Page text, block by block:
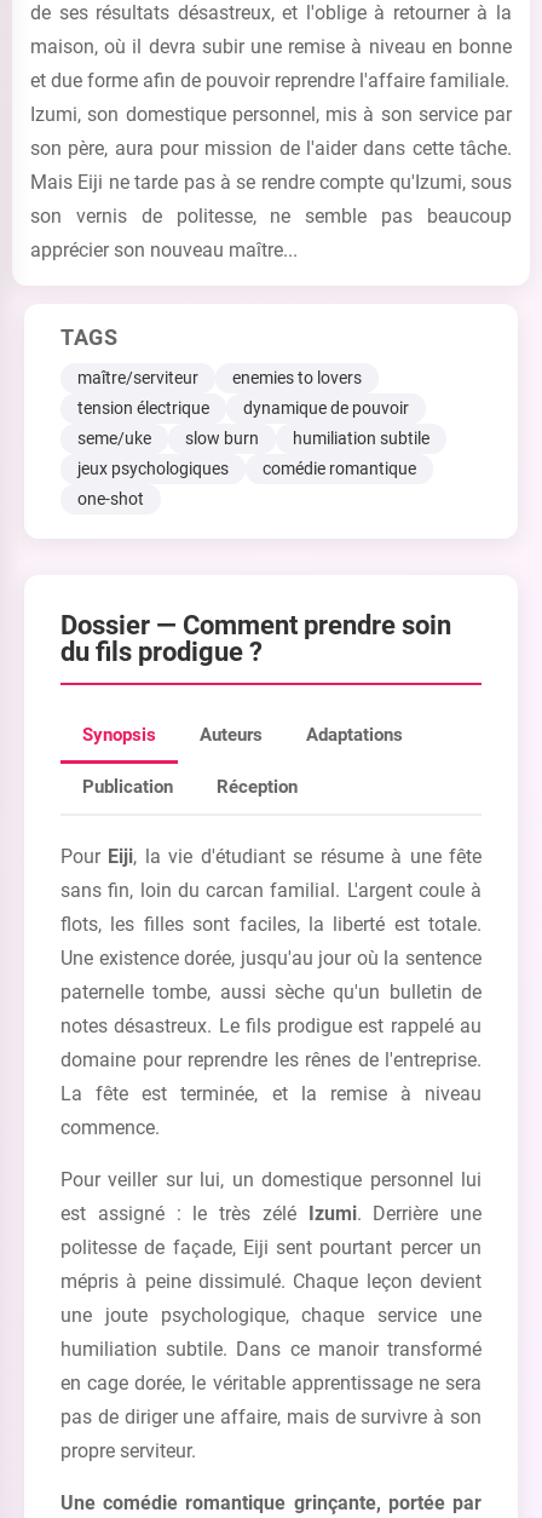
de ses résultats désastreux, et l'oblige à retourner à la
maison, où il devra subir une remise à niveau en bonne
et due forme afin de pouvoir reprendre l'affaire familiale.
Izumi, son domestique personnel, mis à son service par
son père, aura pour mission de l'aider dans cette tâche.
Mais Eiji ne tarde pas à se rendre compte qu'Izumi, sous
son vernis de politesse, ne semble pas beaucoup
apprécier son nouveau maître...
TAGS
maître/serviteur
enemies to lovers
tension électrique
dynamique de pouvoir
seme/uke
slow burn
humiliation subtile
jeux psychologiques
comédie romantique
one-shot
Dossier — Comment prendre soin
du fils prodigue ?
Synopsis Auteurs Adaptations
Publication Réception
Pour Eiji, la vie d'étudiant se résume à une fête
sans fin, loin du carcan familial. L'argent coule à
flots, les filles sont faciles, la liberté est totale.
Une existence dorée, jusqu'au jour où la sentence
paternelle tombe, aussi sèche qu'un bulletin de
notes désastreux. Le fils prodigue est rappelé au
domaine pour reprendre les rênes de l'entreprise.
La fête est terminée, et la remise à niveau
commence.
Pour veiller sur lui, un domestique personnel lui
est assigné : le très zélé Izumi. Derrière une
politesse de façade, Eiji sent pourtant percer un
mépris à peine dissimulé. Chaque leçon devient
une joute psychologique, chaque service une
humiliation subtile. Dans ce manoir transformé
en cage dorée, le véritable apprentissage ne sera
pas de diriger une affaire, mais de survivre à son
propre serviteur.
Une comédie romantique grinçante, portée par